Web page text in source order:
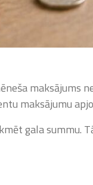
maksājums
maksājumu
gala summu.